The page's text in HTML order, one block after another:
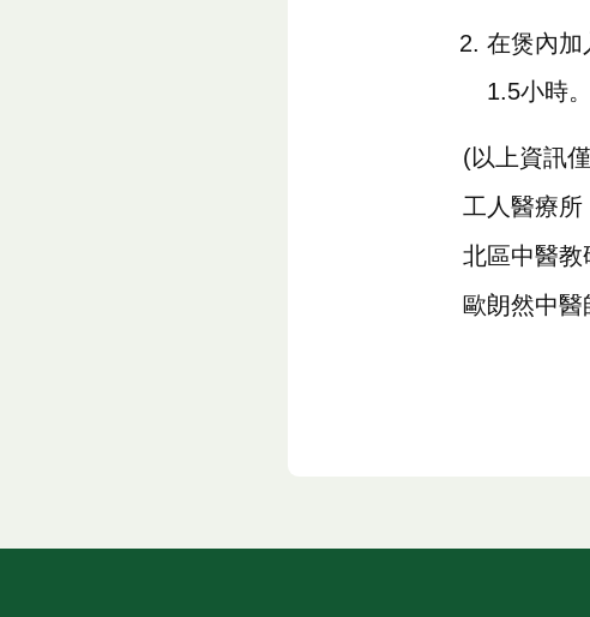
在煲內加
1.5小時
(以上資訊
工人醫療所
北區中醫教
歐朗然中醫